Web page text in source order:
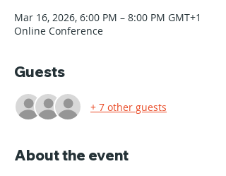
Mar 16, 2026, 6:00 PM – 8:00 PM GMT+1
Online Conference
Guests
+ 7 other guests
About the event